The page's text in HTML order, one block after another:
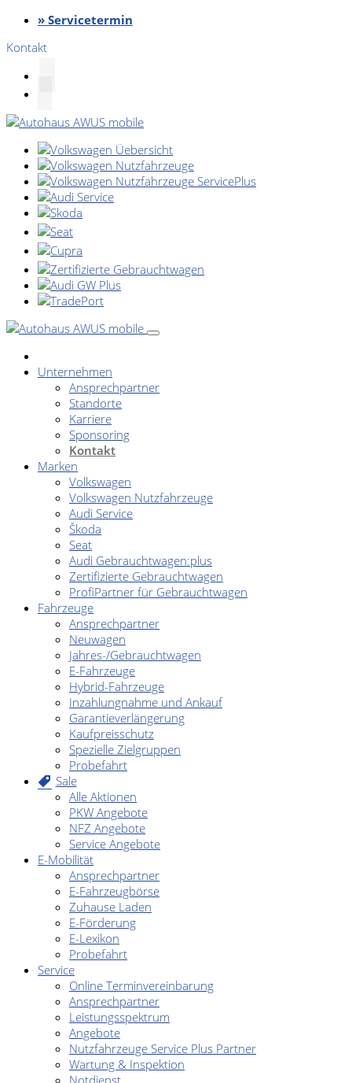
» Servicetermin
Kontakt
Unternehmen
Ansprechpartner
Standorte
Karriere
Sponsoring
Kontakt
Marken
Volkswagen
Volkswagen Nutzfahrzeuge
Audi Service
Škoda
Seat
Audi Gebrauchtwagen:plus
Zertifizierte Gebrauchtwagen
ProfiPartner für Gebrauchtwagen
Fahrzeuge
Ansprechpartner
Neuwagen
Jahres-/Gebrauchtwagen
E-Fahrzeuge
Hybrid-Fahrzeuge
Inzahlungnahme und Ankauf
Garantieverlängerung
Kaufpreisschutz
Spezielle Zielgruppen
Probefahrt
Sale
Alle Aktionen
PKW Angebote
NFZ Angebote
Service Angebote
E-Mobilität
Ansprechpartner
E-Fahrzeugbörse
Zuhause Laden
E-Förderung
E-Lexikon
Probefahrt
Service
Online Terminvereinbarung
Ansprechpartner
Leistungsspektrum
Angebote
Nutzfahrzeuge Service Plus Partner
Wartung & Inspektion
Notdienst